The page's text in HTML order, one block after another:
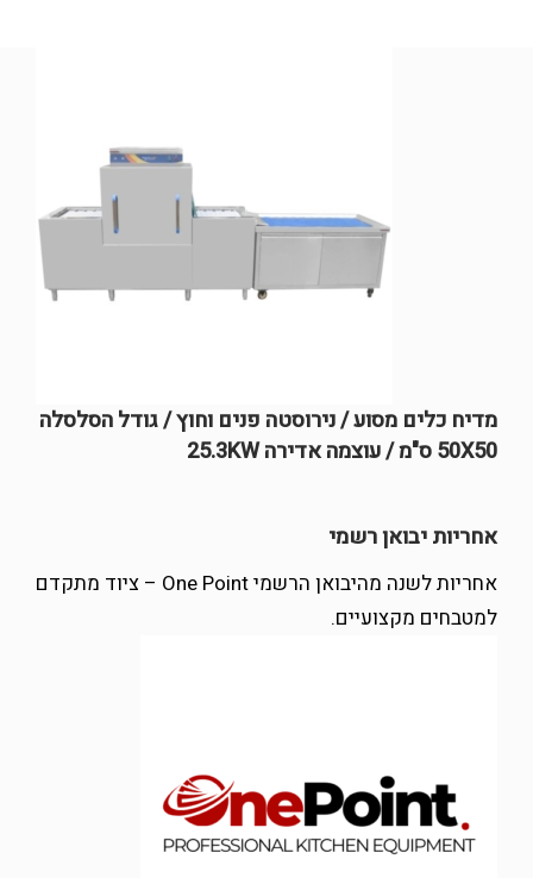
מדיח כלים מסוע / נירוסטה פנים וחוץ / גודל הסלסלה
50X50 ס"מ / עוצמה אדירה 25.3KW
אחריות יבואן רשמי
אחריות לשנה מהיבואן הרשמי One Point – ציוד מתקדם
למטבחים מקצועיים.